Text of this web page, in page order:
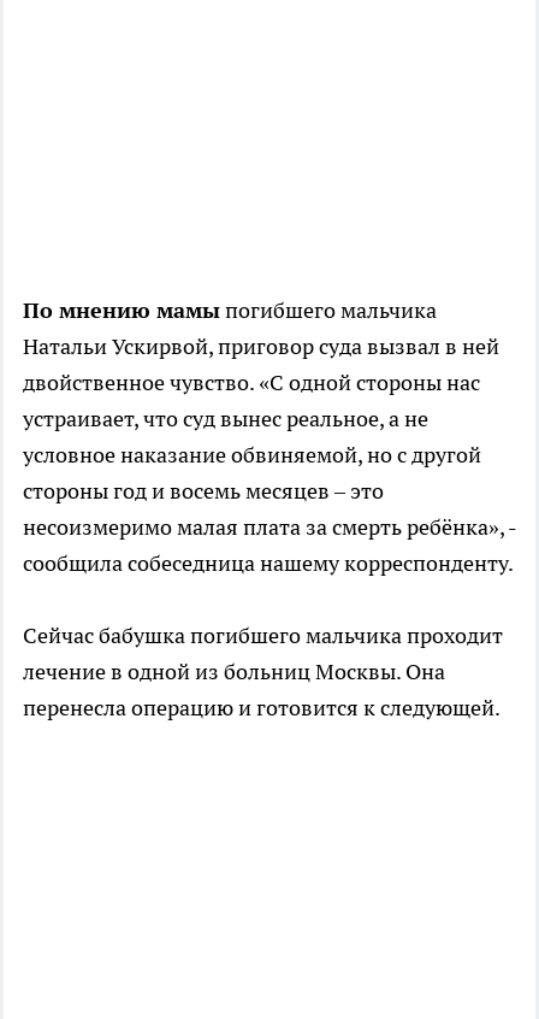
По мнению мамыпогибшего мальчика
Натальи Ускирвой, приговор суда вызвал в ней
двойственное чувство. «С одной стороны нас
устраивает, что суд вынес реальное, а не
условное наказание обвиняемой, но с другой
стороны год и восемь месяцев – это
несоизмеримо малая плата за смерть ребёнка», -
сообщила собеседница нашему корреспонденту.
Сейчас бабушка погибшего мальчика проходит
лечение в одной из больниц Москвы. Она
перенесла операцию и готовится к следующей.